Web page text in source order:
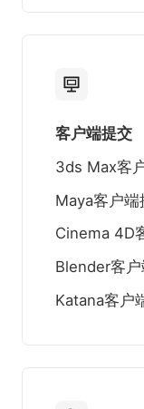
客户端提交
3ds Max客
Maya客户端
Cinema 4D
Blender客
Katana客户